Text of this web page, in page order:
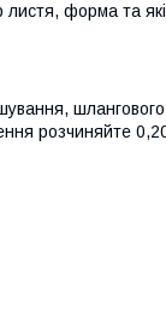
листя, форма та
розчиняйте